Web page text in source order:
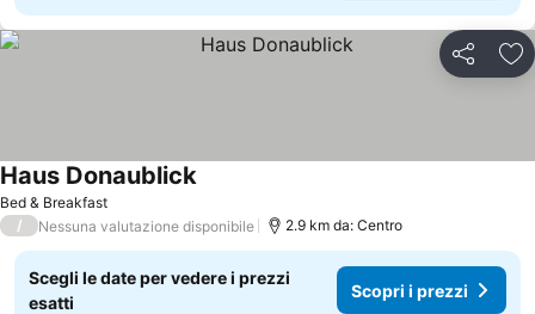
Condividi
Bed & Breakfast
Haus DonaublickScopri i prezzi
/ Nessuna valutazione disponibile 2.9 km da: Centro
Scegli le date per vedere i prezzi
esatti
Scopri i prezzi